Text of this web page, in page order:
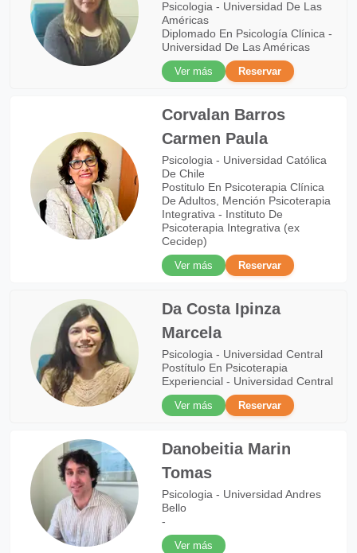
Psicologia - Universidad De Las
Américas
Diplomado En Psicología Clínica -
Universidad De Las Américas
Ver más
Reservar
Corvalan Barros
Carmen Paula
Psicologia - Universidad Católica
De Chile
Postitulo En Psicoterapia Clínica
De Adultos, Mención Psicoterapia
Integrativa - Instituto De
Psicoterapia Integrativa (ex
Cecidep)
Ver más
Reservar
Da Costa Ipinza
Marcela
Psicologia - Universidad Central
Postítulo En Psicoterapia
Experiencial - Universidad Central
Ver más
Reservar
Danobeitia Marin
Tomas
Psicologia - Universidad Andres
Bello
-
Ver más